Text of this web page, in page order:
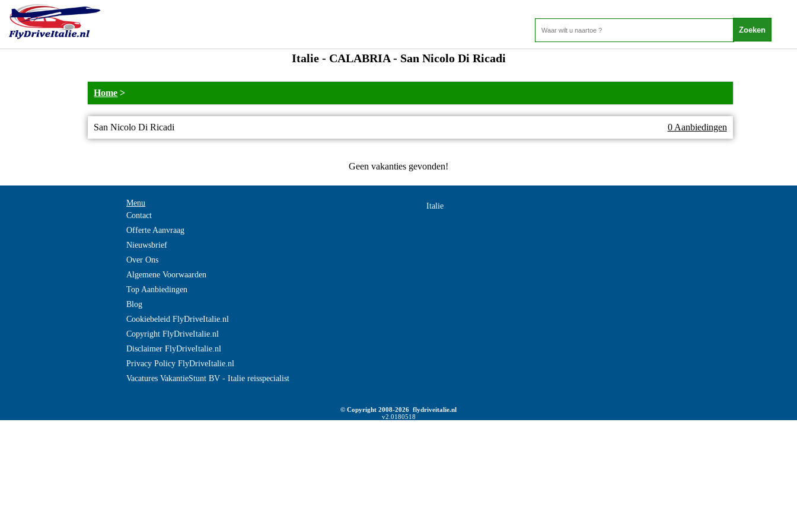
Italie - CALABRIA - San Nicolo Di Ricadi
Home >
San Nicolo Di Ricadi 0 Aanbiedingen
Geen vakanties gevonden!
Menu
Contact
Offerte Aanvraag
Nieuwsbrief
Over Ons
Algemene Voorwaarden
Top Aanbiedingen
Blog
Cookiebeleid FlyDriveItalie.nl
Copyright FlyDriveItalie.nl
Disclaimer FlyDriveItalie.nl
Privacy Policy FlyDriveItalie.nl
Vacatures VakantieStunt BV - Italie reisspecialist
Italie
© Copyright 2008-2026 flydriveitalie.nl
v2.0180518